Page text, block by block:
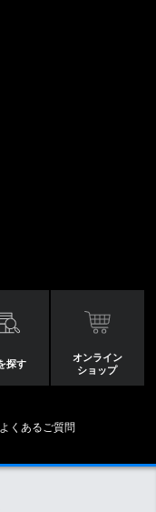
探す
オンライン
ショップ
よくあるご質問